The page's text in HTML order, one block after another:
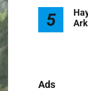
5
Ads